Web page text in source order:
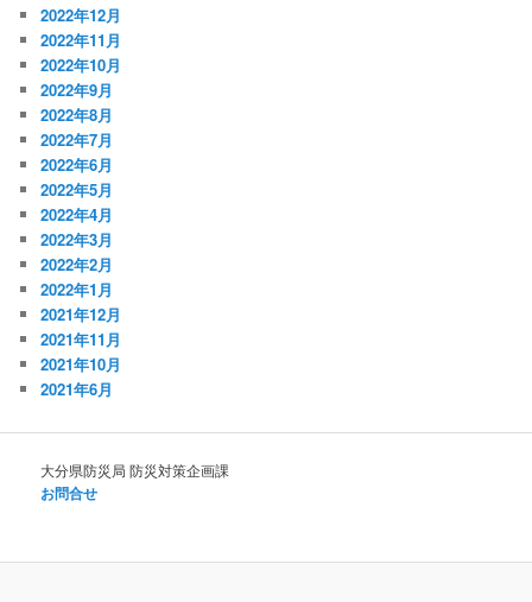
2022年12月
2022年11月
2022年10月
2022年9月
2022年8月
2022年7月
2022年6月
2022年5月
2022年4月
2022年3月
2022年2月
2022年1月
2021年12月
2021年11月
2021年10月
2021年6月
大分県防災局 防災対策企画課
お問合せ